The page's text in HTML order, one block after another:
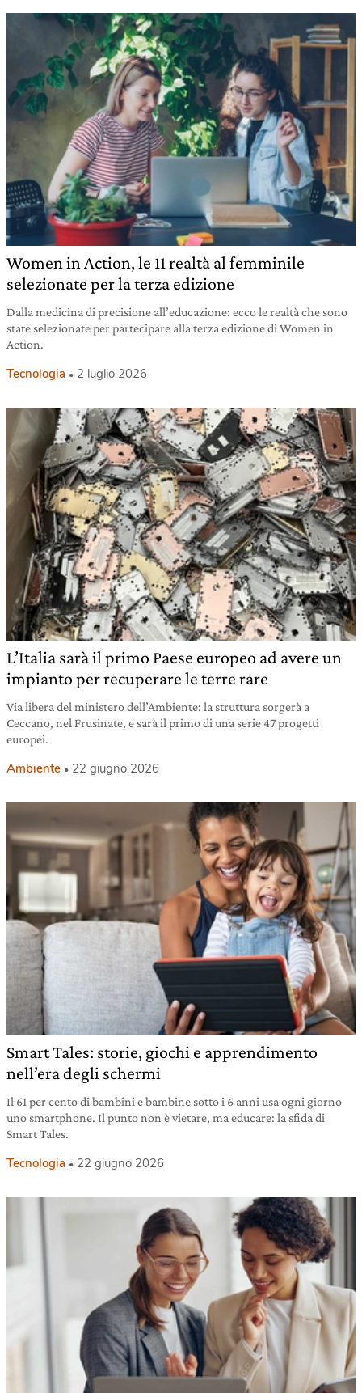
Women in Action, le 11 realtà al femminile
selezionate per la terza edizione
Dalla medicina di precisione all’educazione: ecco le realtà che sono
state selezionate per partecipare alla terza edizione di Women in
Action.
Tecnologia 2 luglio 2026
L’Italia sarà il primo Paese europeo ad avere un
impianto per recuperare le terre rare
Via libera del ministero dell’Ambiente: la struttura sorgerà a
Ceccano, nel Frusinate, e sarà il primo di una serie 47 progetti
europei.
Ambiente 22 giugno 2026
Smart Tales: storie, giochi e apprendimento
nell’era degli schermi
Il 61 per cento di bambini e bambine sotto i 6 anni usa ogni giorno
uno smartphone. Il punto non è vietare, ma educare: la sfida di
Smart Tales.
Tecnologia 22 giugno 2026